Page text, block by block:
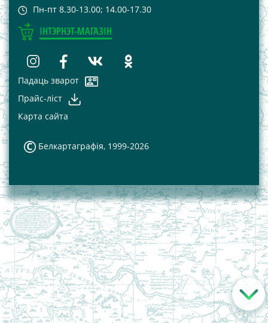
Пн-пт 8.30-13.00; 14.00-17.30
ІНТЭРНЭТ-МАГАЗІН
Падаць зварот
Прайс-лiст
Карта сайта
Белкартаграфія, 1999-2026